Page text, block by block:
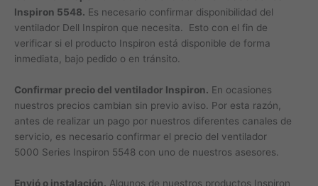
Inspiron 5548. Es necesario confirmar disponibilidad del
ventilador Dell Inspiron que necesita. Esto con el fin de
verificar si el producto Inspiron está disponible de forma
inmediata, bajo pedido o en tránsito.
Confirmar precio del ventilador Inspiron. En ocasiones
nuestros precios cambian sin previo aviso. Por esta razón,
antes de realizar un pago por nuestros diferentes canales de
servicio, es necesario confirmar el precio del ventilador
5000 Series Inspiron 5548 con uno de nuestros asesores.
Envió o instalación. Algunos de nuestros productos Inspiron